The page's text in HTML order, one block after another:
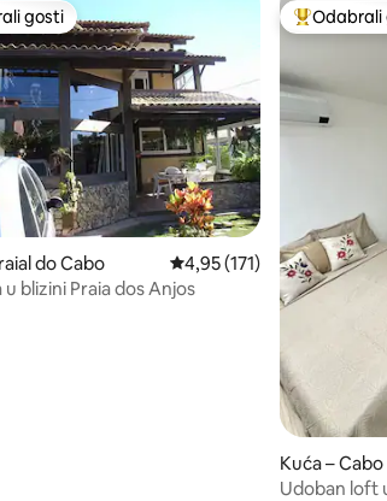
recenzija: 132
rangiranima s oznakom „Odabrali gosti”
gosti
do Cabo Prosječna ocjena: 4,95/5,
4,95 (171)
blizini Praia dos Anjos
Među
Odabrali
Kuća –
Udoban loft